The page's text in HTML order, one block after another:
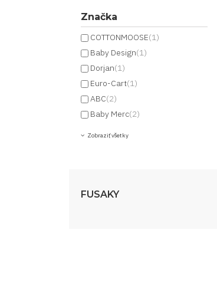
Značka
COTTONMOOSE(1)
Baby Design(1)
Dorjan(1)
Euro-Cart(1)
ABC(2)
Baby Merc(2)
Zobraziť všetky
FUSAKY